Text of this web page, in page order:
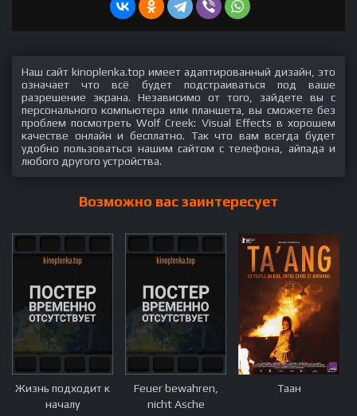
Наш сайт kinoplenka.top имеет адаптированный дизайн, это
означает что всё будет подстраиваться под ваше
разрешение экрана. Независимо от того, зайдете вы с
персонального компьютера или планшета, вы сможете без
проблем посмотреть Wolf Creek: Visual Effects в хорошем
качестве онлайн и бесплатно. Так что вам всегда будет
удобно пользоваться нашим сайтом с телефона, айпада и
любого другого устройства.
Возможно вас заинтересует
Жизнь подходит к
началу
Feuer bewahren,
nicht Asche
Таан